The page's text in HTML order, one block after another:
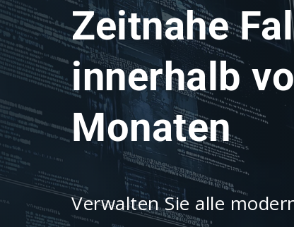
Zeitnahe
innerhalb
Monaten
Verwalten Sie alle